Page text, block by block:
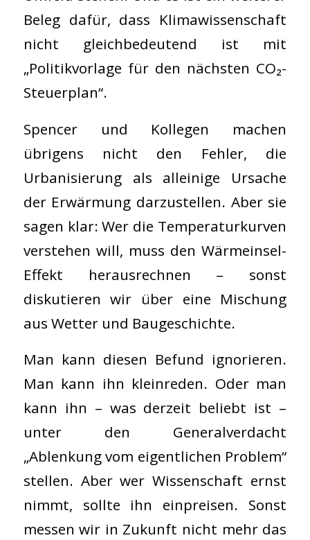
Beleg dafür, dass Klimawissenschaft
nicht gleichbedeutend ist mit
„Politikvorlage für den nächsten CO₂-
Steuerplan“.
Spencer und Kollegen machen
übrigens nicht den Fehler, die
Urbanisierung als alleinige Ursache
der Erwärmung darzustellen. Aber sie
sagen klar: Wer die Temperaturkurven
verstehen will, muss den Wärmeinsel-
Effekt herausrechnen – sonst
diskutieren wir über eine Mischung
aus Wetter und Baugeschichte.
Man kann diesen Befund ignorieren.
Man kann ihn kleinreden. Oder man
kann ihn – was derzeit beliebt ist –
unter den Generalverdacht
„Ablenkung vom eigentlichen Problem“
stellen. Aber wer Wissenschaft ernst
nimmt, sollte ihn einpreisen. Sonst
messen wir in Zukunft nicht mehr das